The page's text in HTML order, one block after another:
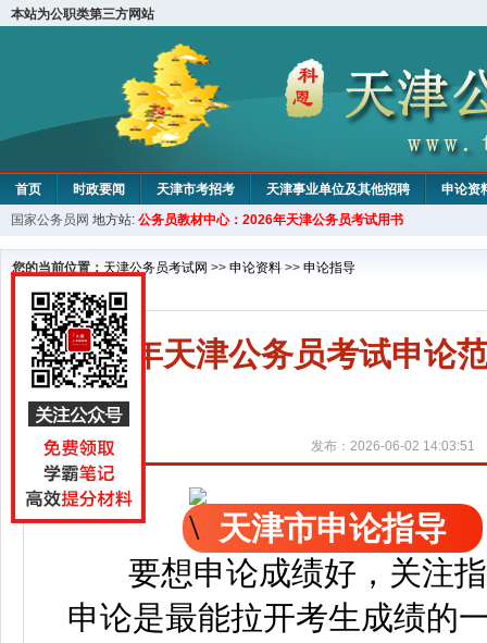
本站为公职类第三方网站
首页 时政要闻 天津市考招考 天津事业单位及其他招聘 申论资
教材中心
国家公务员网 地方站: 公务员教材中心：2026年天津公务员考试用书
您的当前位置： 天津公务员考试网 >> 申论资料 >> 申论指导
2027年天津公务员考试申论
发布：2026-06-02 14:03:51
天津市申论指导
要想申论成绩好，关注
申论是最能拉开考生成绩的